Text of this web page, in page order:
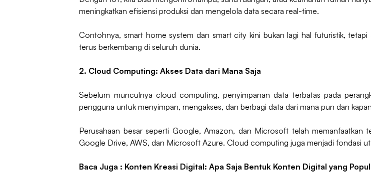
meningkatkan efisiensi produksi dan mengelola data secara real-time.
Contohnya, smart home system dan smart city kini bukan lagi hal futuristik,
terus berkembang di seluruh dunia.
2. Cloud Computing: Akses Data dari Mana Saja
Sebelum munculnya cloud computing, penyimpanan data terbatas pada
pengguna untuk menyimpan, mengakses, dan berbagi data dari mana pun dan
Perusahaan besar seperti Google, Amazon, dan Microsoft telah memanfaatkan
Google Drive, AWS, dan Microsoft Azure. Cloud computing juga menjadi fondasi
Baca Juga : Konten Kreasi Digital: Apa Saja Bentuk Konten Digital yang